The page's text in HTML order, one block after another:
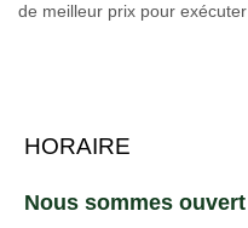
de meilleur prix pour
HORAIRE
Nous sommes